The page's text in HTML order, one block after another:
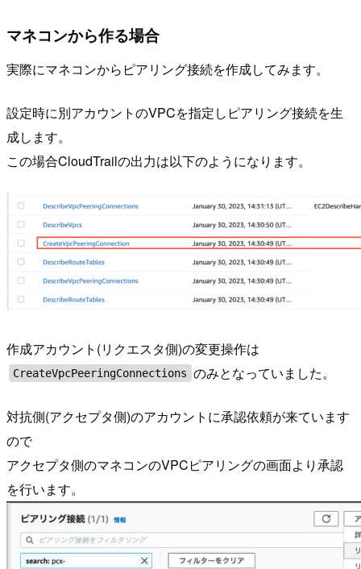
マネコンから作る場合
実際にマネコンからピアリング接続を作成してみます。
設定時に別アカウントのVPCを指定しピアリング接続を生
成します。
この場合CloudTrailの出力は以下のようになります。
作成アカウント(リクエスタ側)の変更操作は
CreateVpcPeeringConnections のみとなっていました。
対抗側(アクセプタ側)のアカウントに承認依頼が来ています
ので
アクセプタ側のマネコンのVPCピアリングの画面より承認
を行います。